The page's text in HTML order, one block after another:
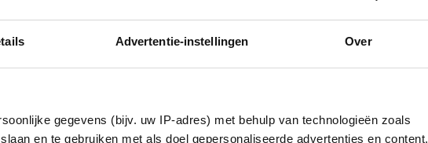
Advertentie-instellingen Over
gegevens (bijv. uw IP-adres) met behulp van technologieën zoals
en te gebruiken met als doel gepersonaliseerde advertenties en content,